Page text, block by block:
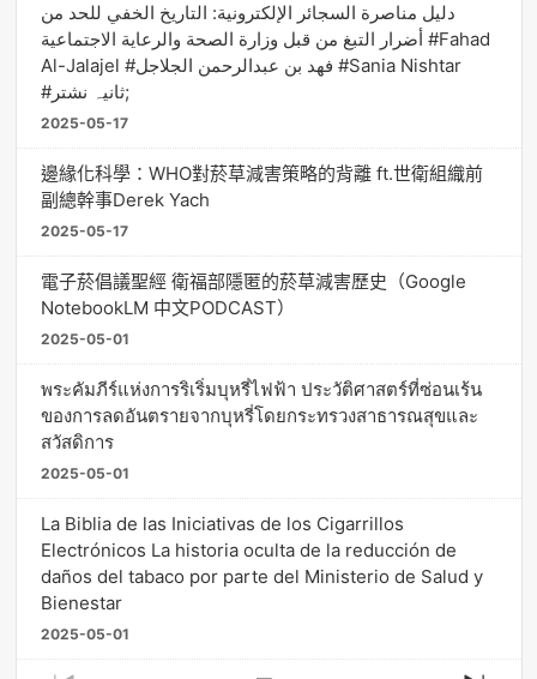
دليل مناصرة السجائر الإلكترونية: التاريخ الخفي للحد من
أضرار التبغ من قبل وزارة الصحة والرعاية الاجتماعية #Fahad
Al-Jalajel #فهد بن عبدالرحمن الجلاجل #Sania Nishtar
#ثانیہ نشتر;
2025-05-17
邊緣化科學：WHO對菸草減害策略的背離 ft.世衛組織前
副總幹事Derek Yach
2025-05-17
電子菸倡議聖經 衛福部隱匿的菸草減害歷史（Google
NotebookLM 中文PODCAST）
2025-05-01
พระคัมภีร์แห่งการริเริ่มบุหรี่ไฟฟ้า ประวัติศาสตร์ที่ซ่อนเร้น
ของการลดอันตรายจากบุหรี่โดยกระทรวงสาธารณสุขและ
สวัสดิการ
2025-05-01
La Biblia de las Iniciativas de los Cigarrillos
Electrónicos La historia oculta de la reducción de
daños del tabaco por parte del Ministerio de Salud y
Bienestar
2025-05-01